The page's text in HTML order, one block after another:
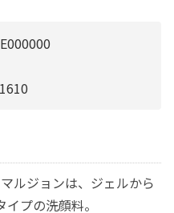
ルジョンは、ジェルから
プの洗顔料。